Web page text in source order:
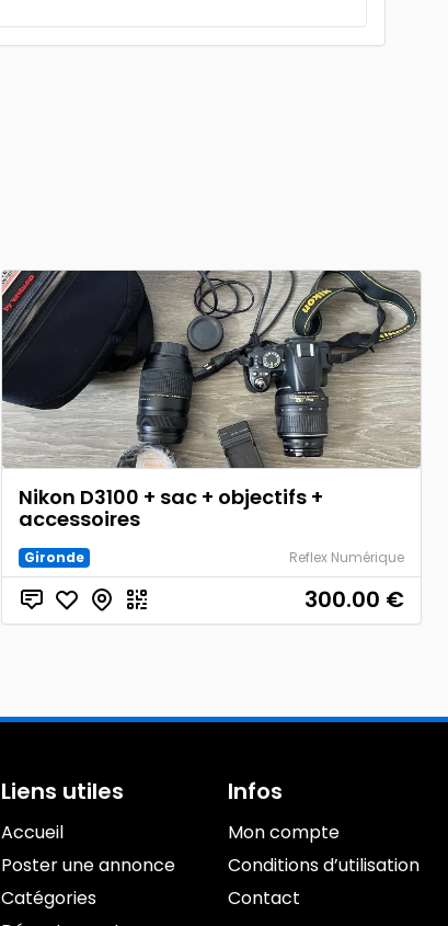
Nikon D3100 + sac + objectifs +
accessoires
Gironde Reflex Numérique
300.00 €
Liens utiles
Accueil
Poster une annonce
Catégories
Infos
Mon compte
Conditions d’utilisation
Contact